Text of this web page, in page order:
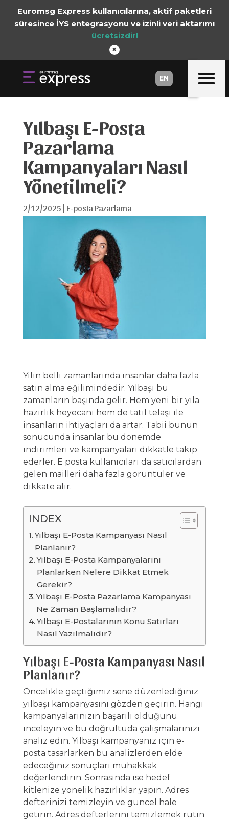
Euromsg Express kullanıcılarına, aktif paketleri
süresince İYS entegrasyonu ve izinli veri aktarımı
ücretsizdir!
×
EN
EN
Yılbaşı E-Posta
Pazarlama
Kampanyaları Nasıl
Yönetilmeli?
2/12/2025 E-posta Pazarlama
Yılın belli zamanlarında insanlar daha fazla
satın alma eğilimindedir. Yılbaşı bu
zamanların başında gelir. Hem yeni bir yıla
hazırlık heyecanı hem de tatil telaşı ile
insanların ihtiyaçları da artar. Tabii bunun
sonucunda insanlar bu dönemde
indirimleri ve kampanyaları dikkatle takip
ederler. E posta kullanıcıları da satıcılardan
gelen mailleri daha fazla görüntüler ve
dikkate alır.
INDEX
Yılbaşı E-Posta Kampanyası Nasıl
Planlanır?
Yılbaşı E-Posta Kampanyalarını
Planlarken Nelere Dikkat Etmek
Gerekir?
Yılbaşı E-Posta Pazarlama Kampanyası
Ne Zaman Başlamalıdır?
Yılbaşı E-Postalarının Konu Satırları
Nasıl Yazılmalıdır?
Yılbaşı E-Posta Kampanyası Nasıl
Planlanır?
Öncelikle geçtiğimiz sene düzenlediğiniz
yılbaşı kampanyasını gözden geçirin. Hangi
kampanyalarınızın başarılı olduğunu
inceleyin ve bu doğrultuda çalışmalarınızı
analiz edin. Yılbaşı kampanyanız için e-
posta tasarlarken bu analizlerden elde
edeceğiniz sonuçları muhakkak
değerlendirin. Sonrasında ise hedef
kitlenize yönelik hazırlıklar yapın. Adres
defterinizi temizleyin ve güncel hale
getirin. Adres defterlerini temizlemek rutin